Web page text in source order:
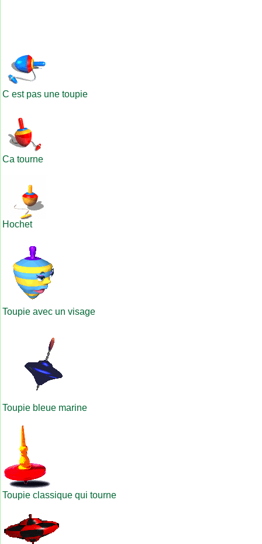
C est pas une toupie
Ca tourne
Hochet
Toupie avec un visage
Toupie bleue marine
Toupie classique qui tourne